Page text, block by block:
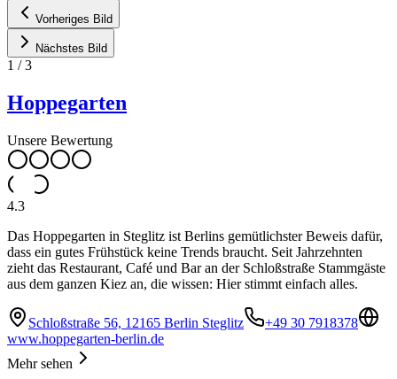
Vorheriges Bild
Nächstes Bild
1 /3
Hoppegarten
Unsere Bewertung
4.3
Das Hoppegarten in Steglitz ist Berlins gemütlichster Beweis dafür,
dass ein gutes Frühstück keine Trends braucht. Seit Jahrzehnten
zieht das Restaurant, Café und Bar an der Schloßstraße Stammgäste
aus dem ganzen Kiez an, die wissen: Hier stimmt einfach alles.
Schloßstraße 56, 12165 Berlin Steglitz
+49 30 7918378
www.hoppegarten-berlin.de
Mehr sehen